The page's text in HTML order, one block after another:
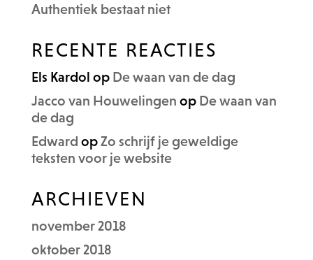
Authentiek bestaat niet
RECENTE REACTIES
Els Kardol op De waan van de dag
Jacco van Houwelingen op De waan van
de dag
Edward opZo schrijf je geweldige
teksten voor je website
ARCHIEVEN
november 2018
oktober 2018